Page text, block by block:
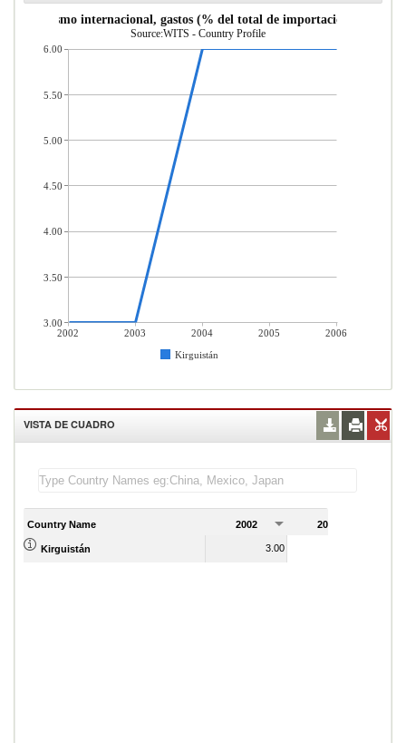
Turismo internacional, gastos (% del total de importaciones)
Source:WITS - Country Profile
2002 2003 2004 2005
2006
Kirguistán
6.00
5.50
5.00
4.50
4.00
3.50
3.00
VISTA DE CUADRO
Country Name 2002 2003
Kirguistán 3.00